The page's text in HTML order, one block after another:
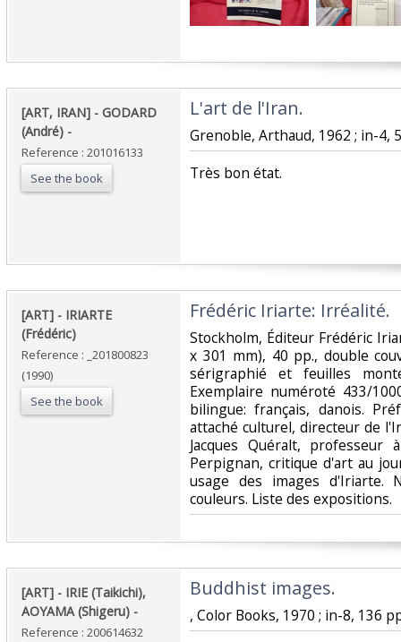
‎[ART, IRAN] - GODARD
(André) - ‎
Reference : 201016133
See the book
‎L'art de l'Iran. ‎
‎Grenoble, Arthaud, 1962 ; in-4,
‎Très bon état.‎
‎[ART] - IRIARTE
(Frédéric)‎
Reference : _201800823
(1990)
See the book
‎Frédéric Iriarte: Irréalité. ‎
‎Stockholm, Éditeur Frédéric
x 301 mm), 40 pp., double
sérigraphié et feuilles
Exemplaire numéroté 433/
bilingue: français, danois.
attaché culturel, directeur de
Jacques Quéralt,
Perpignan, critique d'art au
usage des images d'Iriarte.
couleurs. Liste des expositions.‎
‎[ART] - IRIE (Taikichi),
AOYAMA (Shigeru) - ‎
Reference : 200614632
‎Buddhist images. ‎
‎, Color Books, 1970 ; in-8, 136